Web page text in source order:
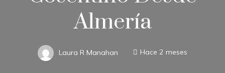
Almería
Laura R Manahan Hace 2 meses